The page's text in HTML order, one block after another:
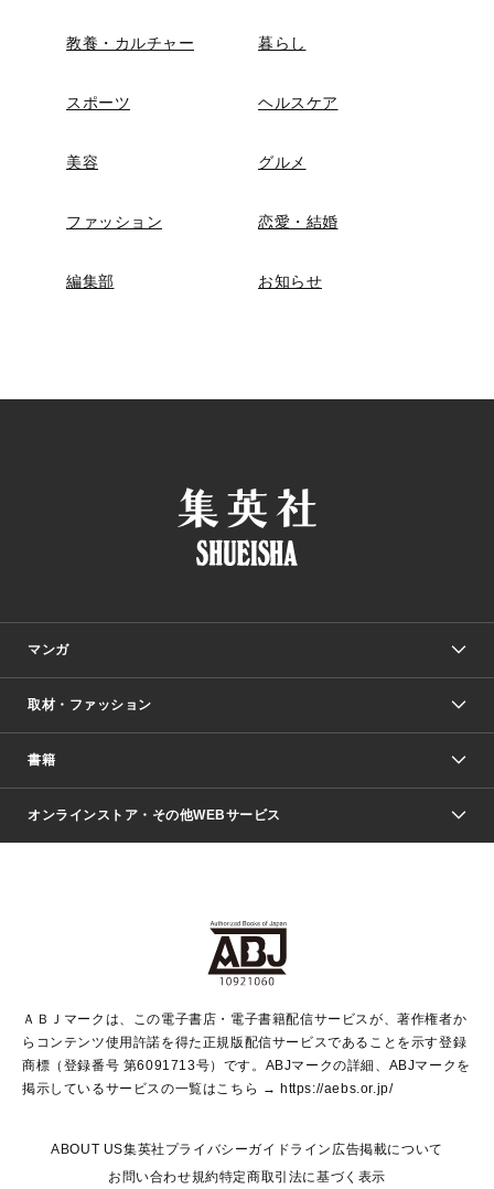
教養・カルチャー 暮らし
スポーツ ヘルスケア
美容 グルメ
ファッション 恋愛・結婚
編集部 お知らせ
マンガ
少年マンガ
Vジャンプ
ジャンプルーキー！
ジャンプTOON
S-MANGA
集英社ジャンプリミックス
集英社コミック文庫
週刊ヤングジャンプ
ウルトラジャンプ
少女マンガ
リマコミ＋
マンガMeets
月刊オフィスユー
取材・ファッション
Seventeen
LEE
Marisol
T JAPAN:The New York Times Style Magazine
芸能・情報・スポーツ
パラスポ＋！
書籍
文芸・文庫・総合
青春と読書
アジア人物史
集英社新書
集英社新書プラス
よみタイ
ライトノベル・ノベライズ
集英社Webマガジン Cobalt
集英社オレンジ文庫
シフォン文庫
JUMP j BOOKS
集英社みらい文庫
S-KIDS.LAND
オンラインストア・その他WEBサービス
SHUEISHA MANGA-ART HERITAGE
HAPPY PLUS STORE
shueisha vox
SHOP Marisol
EDITOR'S LAB
ＡＢＪマークは、この電子書店・電子書籍配信サービスが、著作権者か
らコンテンツ使用許諾を得た正規版配信サービスであることを示す登録
商標（登録番号 第6091713号）です。ABJマークの詳細、ABJマークを
掲示しているサービスの一覧はこちら → https://aebs.or.jp/
ABOUT US集英社プライバシーガイドライン 広告掲載について
お問い合わせ規約特定商取引法に基づく表示